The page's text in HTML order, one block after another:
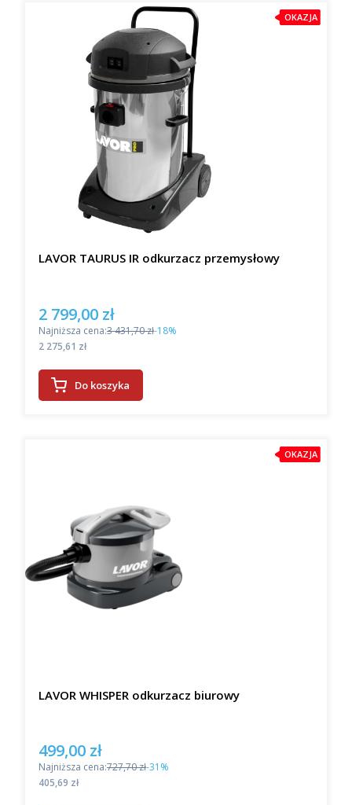
OKAZJA
LAVOR TAURUS IR odkurzacz przemysłowy
Cena promocyjna
2 799,00 zł
Najniższa cena:3 431,70 zł-18%
Cena
2 275,61 zł
Do koszyka
OKAZJA
LAVOR WHISPER odkurzacz biurowy
Cena promocyjna
499,00 zł
Najniższa cena:727,70 zł-31%
Cena
405,69 zł